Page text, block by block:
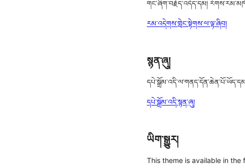
གང་ཞིག་བརྗོད་འདོད་དམ།
རམ་འདེགས་གླེང་སྟེགས་ལ་ལྟ་ཞིབ།
སྙན་ཞུ།
དཔེ་སྒྲོམ་འདི་སྙན་ཞུ།
ཡིག་སྒྱུར།
This theme is available in the